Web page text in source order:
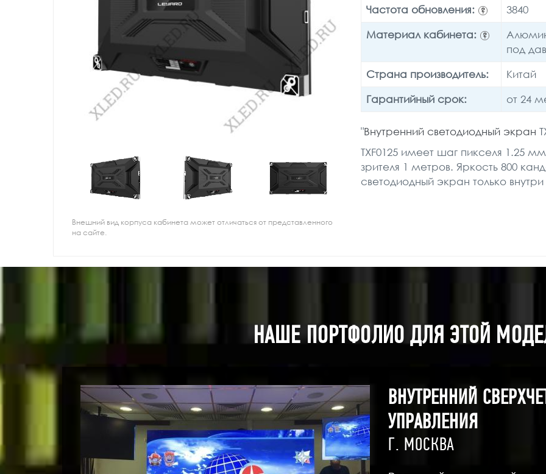
Внешний вид корпуса кабинета может отличаться от представленного
на сайте.
Частота обновления:
?
3840
Материал кабинета:
?
под
Страна производитель:
Китай
Гарантийный срок:
от 24
"Внутренний светодиодный экран
TXF0125 имеет шаг пикселя 1.25
зрителя 1 метров. Яркость 800
светодиодный экран только
НАШЕ ПОРТФОЛИО ДЛЯ ЭТОЙ
ВНУТРЕННИЙ
УПРАВЛЕНИЯ
Г. МОСКВА